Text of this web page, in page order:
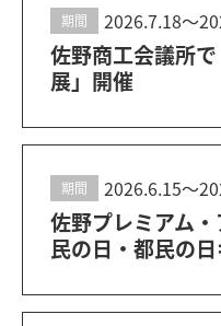
佐野商工会議所
展」開催
期間 2026.7.18〜
佐野プレミアム
民の日・都民の
期間 2026.6.15〜